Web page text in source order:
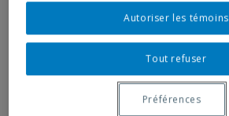
RELATED DOCUMENT
Press release - Feb. 27, 1990
Tout refuser
Autoriser les témoins
Préférences